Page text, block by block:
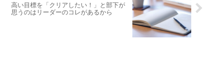
高い目標を「クリアしたい！」と部下が
思うのはリーダーのコレがあるから